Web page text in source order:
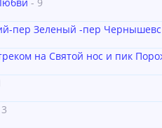
пер Зеленый -пер
на Святой нос и пик